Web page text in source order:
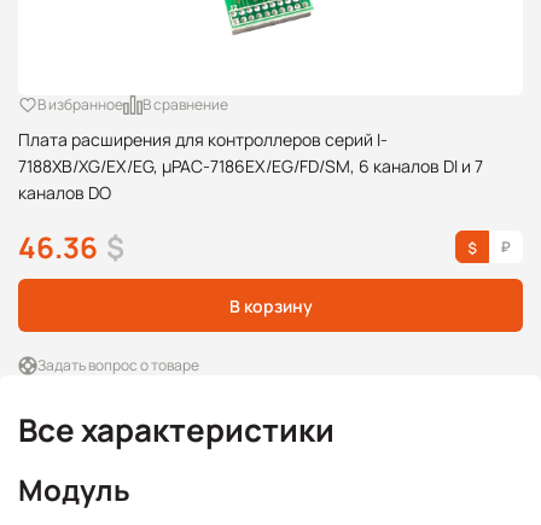
Плата расширения для контроллеров серий I-
7188XB/XG/EX/EG, μPAC-7186EX/EG/FD/SM, 6 каналов DI и 7
каналов DO
В избранное В сравнение
46.36 $
В корзину
Задать вопрос о товаре
Все характеристики
Модуль